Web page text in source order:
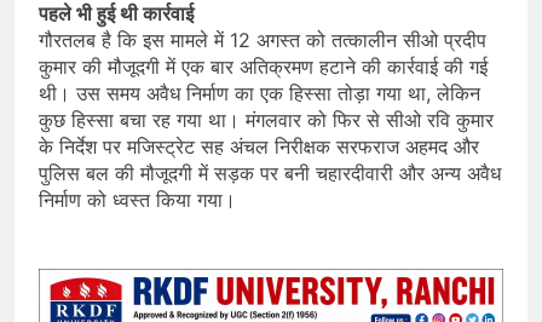
पहले भी हुई थी कार्रवाई
गौरतलब है कि इस मामले में 12 अगस्त को तत्कालीन सीओ प्रदीप
कुमार की मौजूदगी में एक बार अतिक्रमण हटाने की कार्रवाई की गई
थी। उस समय अवैध निर्माण का एक हिस्सा तोड़ा गया था, लेकिन
कुछ हिस्सा बचा रह गया था। मंगलवार को फिर से सीओ रवि कुमार
के निर्देश पर मजिस्ट्रेट सह अंचल निरीक्षक सरफराज अहमद और
पुलिस बल की मौजूदगी में सड़क पर बनी चहारदीवारी और अन्य अवैध
निर्माण को ध्वस्त किया गया।